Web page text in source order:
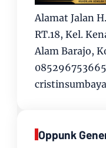
Alamat Jalan
RT.18, Kel.
Alam Barajo,
Oppunk